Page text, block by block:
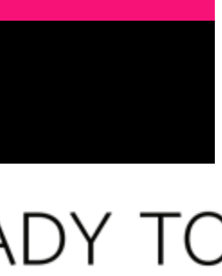
brand...